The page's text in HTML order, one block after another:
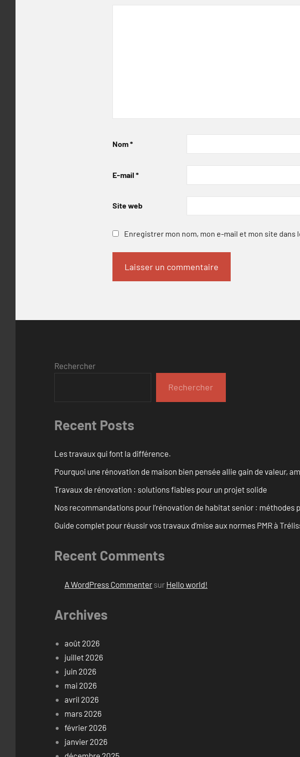
Nom*
E-mail *
Site web
Enregistrer mon nom, mon e-mail et mon site
Rechercher
Rechercher
Recent Posts
Les travaux qui font la différence.
Pourquoi une rénovation de maison bien pensée allie gain de valeur,
Travaux de rénovation : solutions fiables pour un projet solide
Nos recommandations pour l’rénovation de habitat senior : méthodes
Guide complet pour réussir vos travaux d’mise aux normes PMR à
Recent Comments
A WordPress Commenter sur Hello world!
Archives
août 2026
juillet 2026
juin 2026
mai 2026
avril 2026
mars 2026
février 2026
janvier 2026